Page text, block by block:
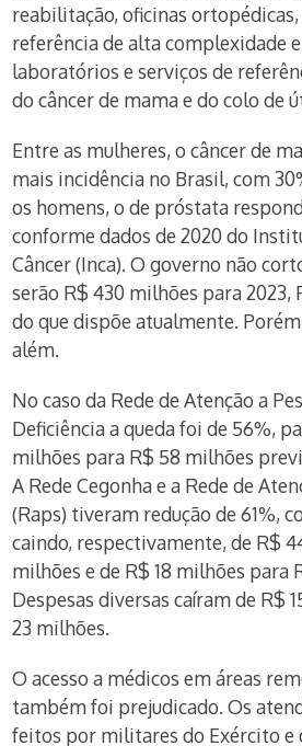
reabilitação, oficinas
referência de alta complexidade
laboratórios e serviços de
do câncer de mama e do colo de
Entre as mulheres, o câncer de
mais incidência no Brasil, com
os homens, o de próstata
conforme dados de 2020 do
Câncer (Inca). O governo não
serão R$ 430 milhões para 2023,
do que dispõe atualmente.
além.
No caso da Rede de Atenção a
Deficiência a queda foi de 56%,
milhões para R$ 58 milhões
A Rede Cegonha e a Rede de
(Raps) tiveram redução de 61%,
caindo, respectivamente, de R$
milhões e de R$ 18 milhões para
Despesas diversas caíram de R$
23 milhões.
O acesso a médicos em áreas
também foi prejudicado. Os
feitos por militares do Exército e